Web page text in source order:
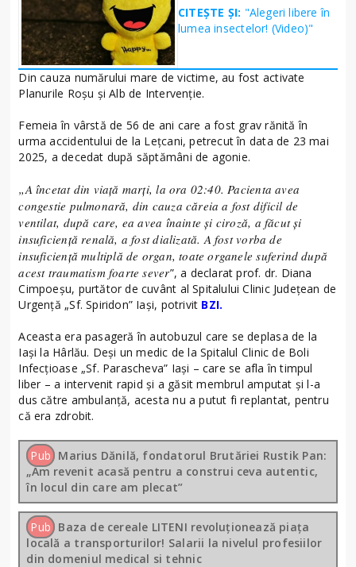
CITEȘTE ȘI: "Alegeri libere în
lumea insectelor! (Video)"
Din cauza numărului mare de victime, au fost activate
Planurile Roșu și Alb de Intervenție.
Femeia în vârstă de 56 de ani care a fost grav rănită în
urma accidentului de la Lețcani, petrecut în data de 23 mai
2025, a decedat după săptămâni de agonie.
„A încetat din viață marți, la ora 02:40. Pacienta avea
congestie pulmonară, din cauza căreia a fost dificil de
ventilat, după care, ea avea înainte și ciroză, a făcut și
insuficiență renală, a fost dializată. A fost vorba de
insuficiență multiplă de organ, toate organele suferind după
acest traumatism foarte sever”, a declarat prof. dr. Diana
Cimpoeșu, purtător de cuvânt al Spitalului Clinic Județean de
Urgență „Sf. Spiridon” Iași, potrivit BZI.
Aceasta era pasageră în autobuzul care se deplasa de la
Iași la Hârlău. Deși un medic de la Spitalul Clinic de Boli
Infecțioase „Sf. Parascheva” Iași – care se afla în timpul
liber – a intervenit rapid și a găsit membrul amputat și l-a
dus către ambulanță, acesta nu a putut fi replantat, pentru
că era zdrobit.
Pub Marius Dănilă, fondatorul Brutăriei Rustik Pan:
„Am revenit acasă pentru a construi ceva autentic,
în locul din care am plecat”
Pub Baza de cereale LITENI revoluționează piața
locală a transporturilor! Salarii la nivelul profesiilor
din domeniul medical si tehnic